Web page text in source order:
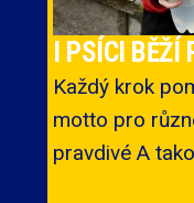
I PSÍCI BĚŽÍ
Každý krok
motto pro
pravdivé A